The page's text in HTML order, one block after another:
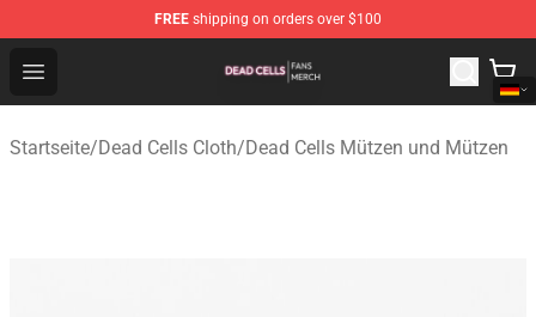
FREE shipping on orders over $100
Open menu
Dead Cells Shop - Official Dead Cells Merchandise Store
Startseite/Dead Cells Cloth/Dead Cells Mützen und Mützen